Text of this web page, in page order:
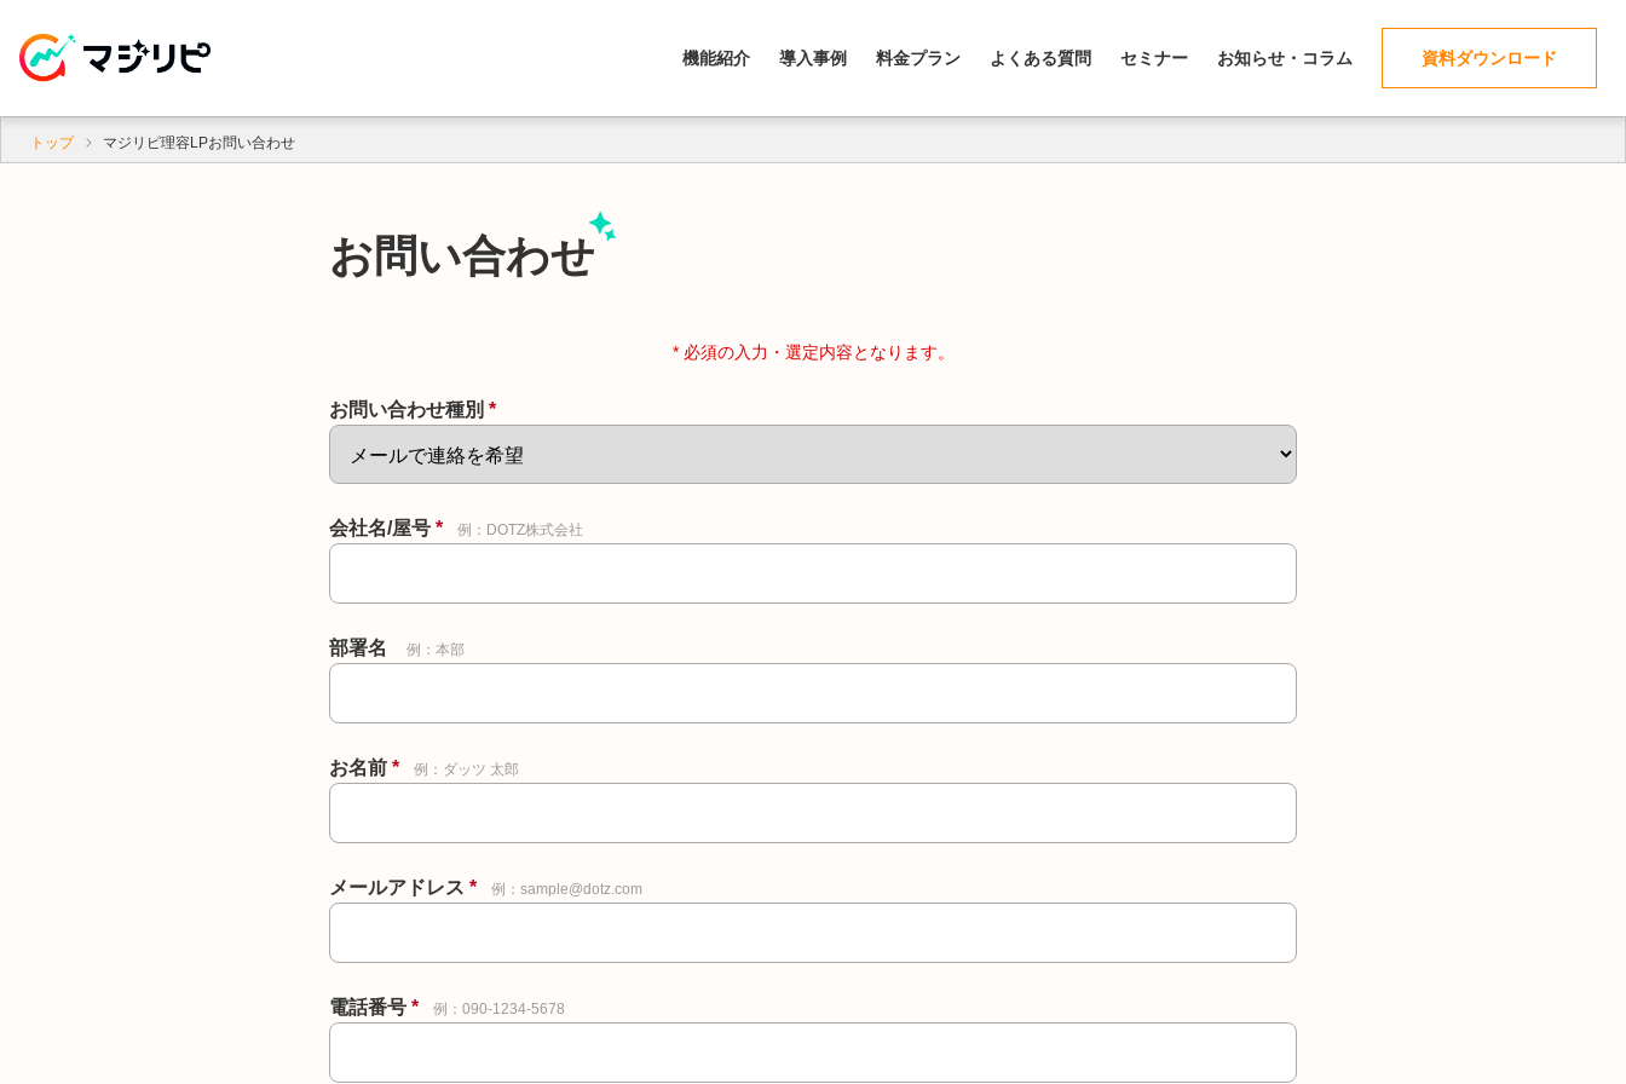
資料ダウンロード
機能紹介 導入事例 料金プラン よくある質問 セミナー お知らせ・コラム
トップ マジリピ理容LPお問い合わせ
お問い合わせ
* 必須の入力・選定内容となります。
お問い合わせ種別 *
会社名/屋号 * 例：DOTZ株式会社
部署名 例：本部
お名前 * 例：ダッツ 太郎
メールアドレス * 例：sample@dotz.com
電話番号 * 例：090-1234-5678